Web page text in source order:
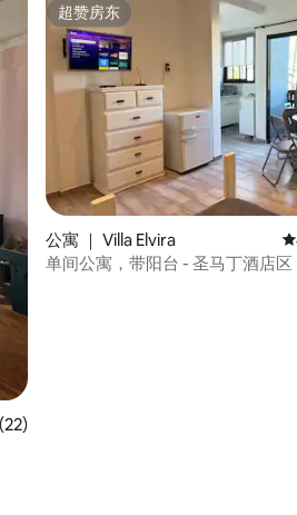
4.95 分（满分 5 分），共 22 条评价
超赞房东
超赞房东
公寓 ｜ Villa Elvira
单间公寓，带阳台 - 圣马丁酒店区